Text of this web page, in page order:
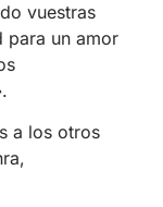
vuestras
para un amor
a los otros